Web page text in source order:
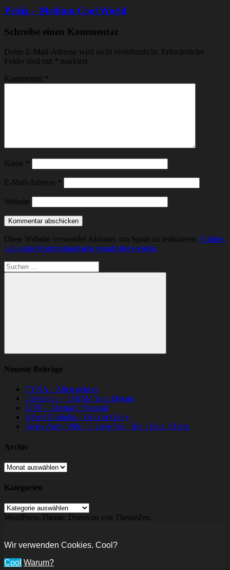
Pelzig – Medium Cool World
Schreibe einen Kommentar
Deine E-Mail-Adresse wird nicht veröffentlicht. Erforderliche
Felder sind mit * markiert
Kommentar *
Name *
E-Mail-Adresse *
Website
Diese Website verwendet Akismet, um Spam zu reduzieren. Erfahre,
wie deine Kommentardaten verarbeitet werden.
Suchen
nach:
Suchen
Neueste Beiträge
TYNA – Allen geht es
Ceremony – Tell Me Your Dream
LIFE – Abstract / Natural
Albert Castiglia – Grits & Glory
Swiss Army Wife – I Love You, But I Hate It Here
Archiv
Archiv
Kategorien
Kategorien
WordPress-Theme: Donovan von ThemeZee.
Wir verwenden Cookies. Cool?
Cool Warum?